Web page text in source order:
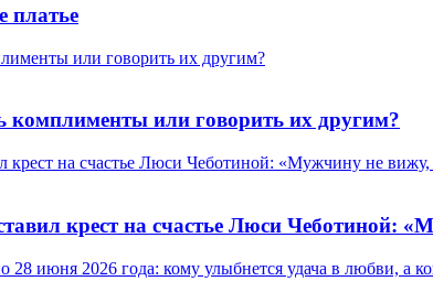
платье
или говорить их другим?
комплименты или говорить их другим?
крест на счастье Люси Чеботиной: «Мужчину не
крест на счастье Люси Чеботиной:
28 июня 2026 года: кому улыбнется удача в любви, а